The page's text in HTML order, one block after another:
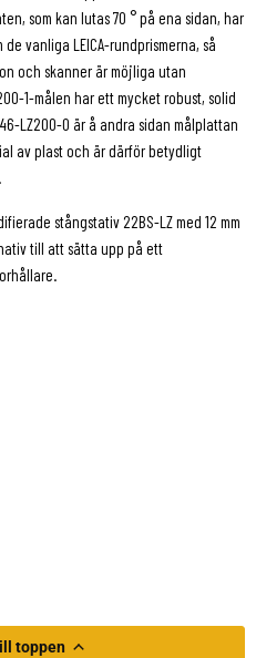
som kan lutas 70 ° på ena sidan, har
vanliga LEICA-rundprismerna, så
och skanner är möjliga utan
1-målen har ett mycket robust, solid
LZ200-0 är å andra sidan målplattan
av plast och är därför betydligt
stångstativ 22BS-LZ med 12 mm
till att sätta upp på ett
toppen